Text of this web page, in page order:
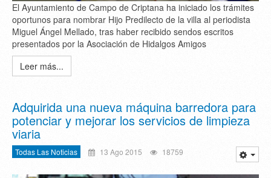
El Ayuntamiento de Campo de Criptana ha iniciado los trámites
oportunos para nombrar Hijo Predilecto de la villa al periodista
Miguel Ángel Mellado, tras haber recibido sendos escritos
presentados por la Asociación de Hidalgos Amigos
Leer más...
Adquirida una nueva máquina barredora para
potenciar y mejorar los servicios de limpieza
viaria
Todas Las Noticias 13 Ago 2015 18759